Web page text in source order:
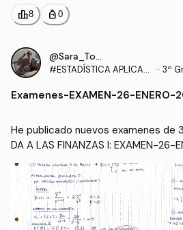
leaderboard8 personal_bag 0
@Sara_Torrado
#ESTADÍSTICA APLICAD
· 3º
Examenes-EXAMEN-26-ENERO-
He publicado nuevos examenes de
DA A LAS FINANZAS I: EXAMEN-26-